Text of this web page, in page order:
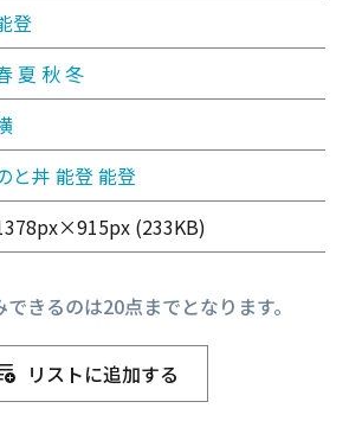
登
夏 秋冬
と丼 能登能登
(233KB)
きるのは20点までとなります。
リストに追加する